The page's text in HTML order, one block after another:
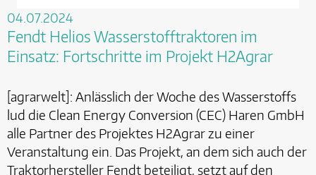
04.07.2024
Fendt Helios Wasserstofftraktoren im
Einsatz: Fortschritte im Projekt H2Agrar
[agrarwelt]: Anlässlich der Woche des Wasserstoffs
lud die Clean Energy Conversion (CEC) Haren GmbH
alle Partner des Projektes H2Agrar zu einer
Veranstaltung ein. Das Projekt, an dem sich auch der
Traktorhersteller Fendt beteiligt, setzt auf den